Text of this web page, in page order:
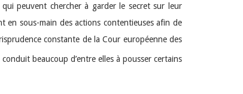
peuvent chercher à garder le secret sur leur
en sous-main des actions contentieuses afin de
constante de la Cour européenne des
conduit beaucoup d’entre elles à pousser certains